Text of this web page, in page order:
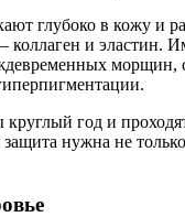
глубоко в кожу и
коллаген и эластин.
морщин,
год и
защита нужна не